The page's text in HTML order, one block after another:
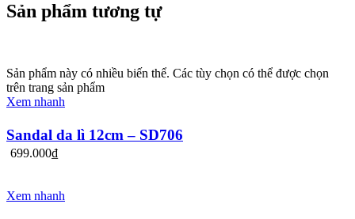
Sản phẩm tương tự
Sản phẩm này có nhiều biến thể. Các tùy chọn có thể được chọn
trên trang sản phẩm
Xem nhanh
Sandal da lì 12cm – SD706
699.000₫
Xem nhanh